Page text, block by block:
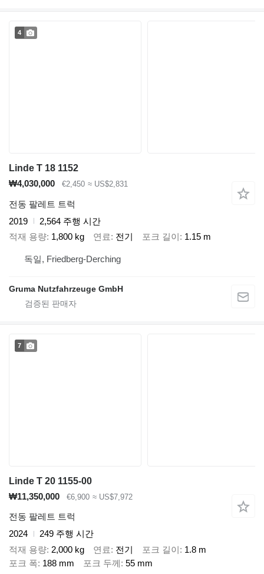
4
Linde T 18 1152
₩4,030,000
€2,450 ≈ US$2,831
전동 팔레트 트럭
2019
2,564 주행 시간
적재 용량 1,800 kg 연료 전기 포크 길이 1.15 m
독일, Friedberg-Derching
Gruma Nutzfahrzeuge GmbH
7
Linde T 20 1155-00
₩11,350,000
€6,900 ≈ US$7,972
전동 팔레트 트럭
2024
249 주행 시간
적재 용량 2,000 kg 연료 전기 포크 길이
1.8 m
포크 폭 188 mm 포크 두께 55 mm